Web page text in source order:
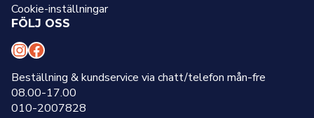
Cookie-inställningar
FÖLJ OSS
I
n
s
F
a
c
Beställning & kundservice via chatt/telefon mån-fre
08.00-17.00
010-2007828